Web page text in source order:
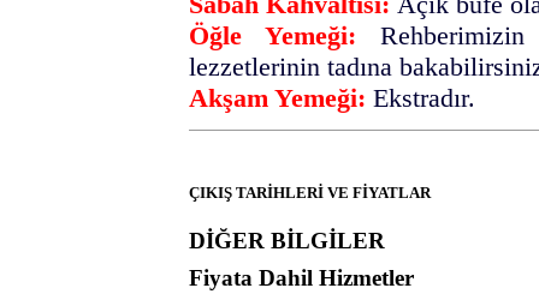
Öğle Yemeği:
lezzetlerinin tadına
Akşam Yemeği: Ekstradır.
ÇIKIŞ TARİHLERİ VE FİYATLAR
DİĞER BİLGİLER
Fiyata Dahil Hizmetler